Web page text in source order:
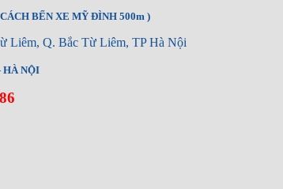
BẾN XE MỸ ĐÌNH 500m )
Q. Bắc Từ Liêm, TP Hà Nội
HÀ NỘI